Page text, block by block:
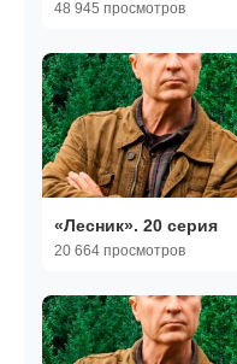
48 945 просмотров
«Лесник». 20 серия
20 664 просмотров